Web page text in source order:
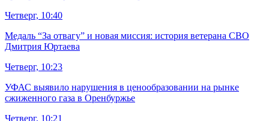
Четверг, 10:40
Медаль “За отвагу” и новая миссия: история ветерана СВО
Дмитрия Юртаева
Четверг, 10:23
УФАС выявило нарушения в ценообразовании на рынке
сжиженного газа в Оренбуржье
Четверг, 10:21